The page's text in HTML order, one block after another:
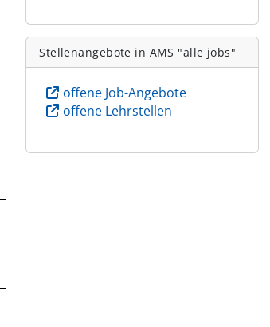
Stellenangebote in AMS "alle jobs"
offene Job-Angebote
offene Lehrstellen